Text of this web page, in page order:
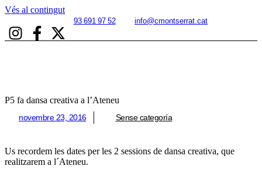
Vés al contingut
93 691 97 52 info@cmontserrat.cat
P5 fa dansa creativa a l’Ateneu
novembre 23, 2016 Sense categoría
Us recordem les dates per les 2 sessions de dansa creativa, que
realitzarem a l´Ateneu.